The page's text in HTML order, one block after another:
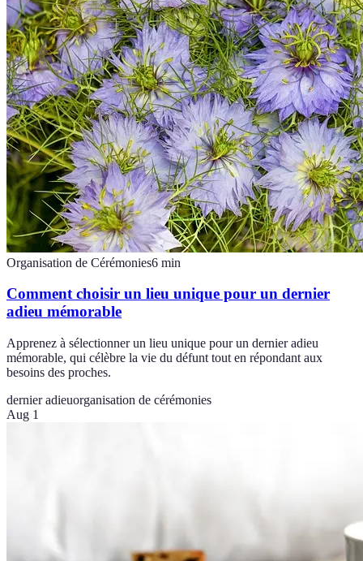
Organisation de Cérémonies6 min
Comment choisir un lieu unique pour un dernier
adieu mémorable
Apprenez à sélectionner un lieu unique pour un dernier adieu
mémorable, qui célèbre la vie du défunt tout en répondant aux
besoins des proches.
dernier adieuorganisation de cérémonies
Aug 1